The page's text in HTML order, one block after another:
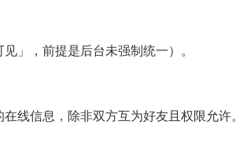
」，前提是后台未强制统一）。
线信息，除非双方互为好友且权限允许。